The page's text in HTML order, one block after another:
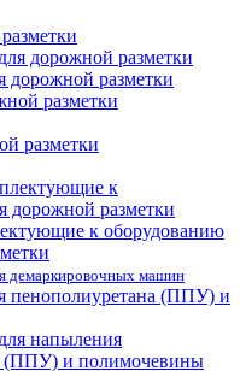
дорожной разметки
разметки
к оборудованию
демаркировочных машин
пенополиуретана (ППУ) и